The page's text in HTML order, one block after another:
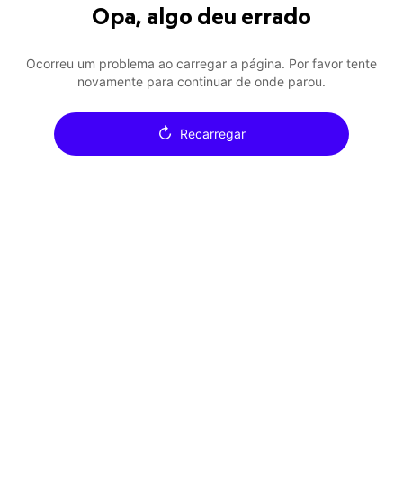
Opa, algo deu errado
Ocorreu um problema ao carregar a página. Por favor tente
novamente para continuar de onde parou.
↻ Recarregar